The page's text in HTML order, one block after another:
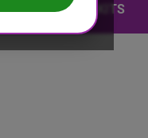
BIG PUFF KITS